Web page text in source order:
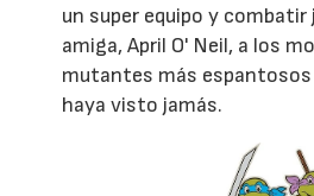
un super equipo y
amiga, April O' Neil, a los
mutantes más espantosos
haya visto jamás.